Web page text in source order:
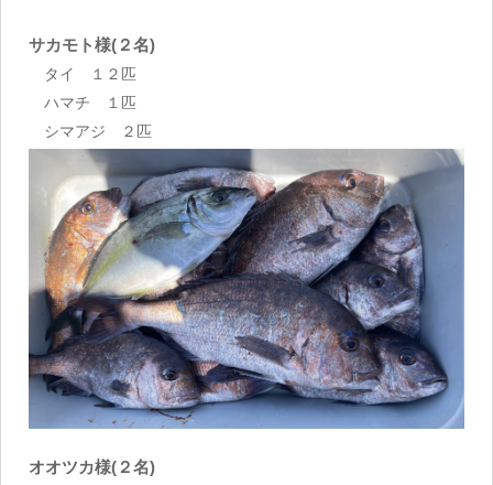
サカモト様(２名)
タイ １２匹
ハマチ １匹
シマアジ ２匹
オオツカ様(２名)